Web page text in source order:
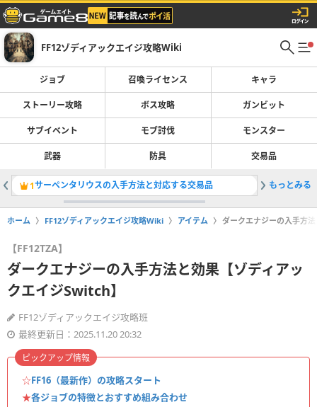
FF12ゾディアックエイジ攻略Wiki
ジョブ 召喚ライセンス キャラ
ストーリー攻略 ボス攻略 ガンビット
サブイベント モブ討伐 モンスター
武器 防具 交易品
1サーペンタリウスの入手方法と対応する交易品 2モンス
もっとみる
ホーム FF12ゾディアックエイジ攻略Wiki アイテム ダークエナジーの入手方
【FF12TZA】
ダークエナジーの入手方法と効果【ゾディアッ
クエイジSwitch】
FF12ゾディアックエイジ攻略班
最終更新日：2025.11.20 20:32
☆FF16（最新作）の攻略スタート
★各ジョブの特徴とおすすめ組み合わせ
ピックアップ情報